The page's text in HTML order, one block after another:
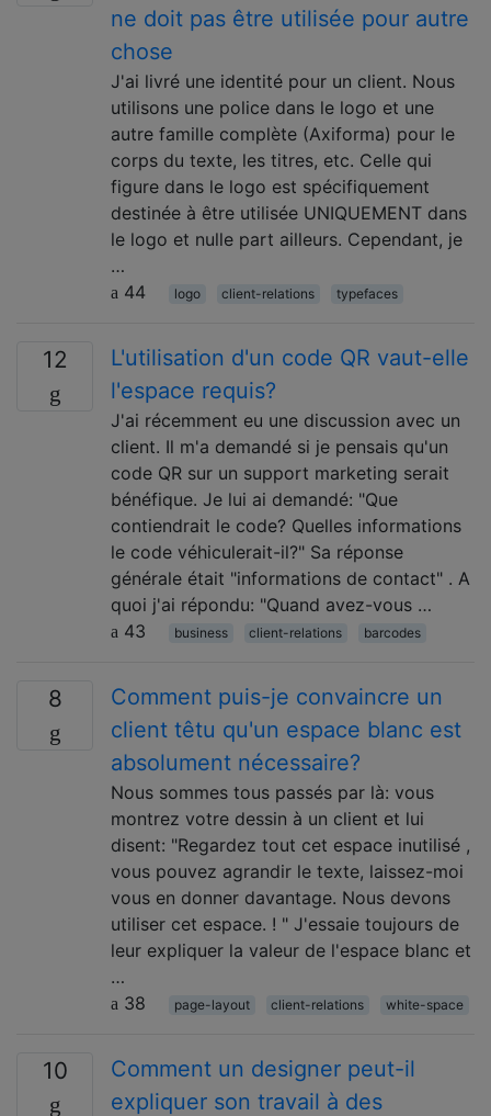
ne doit pas être utilisée pour autre
chose
J'ai livré une identité pour un client. Nous
utilisons une police dans le logo et une
autre famille complète (Axiforma) pour le
corps du texte, les titres, etc. Celle qui
figure dans le logo est spécifiquement
destinée à être utilisée UNIQUEMENT dans
le logo et nulle part ailleurs. Cependant, je
…
44
logo client-relations typefaces
12
L'utilisation d'un code QR vaut-elle
l'espace requis?
J'ai récemment eu une discussion avec un
client. Il m'a demandé si je pensais qu'un
code QR sur un support marketing serait
bénéfique. Je lui ai demandé: "Que
contiendrait le code? Quelles informations
le code véhiculerait-il?" Sa réponse
générale était "informations de contact" . A
quoi j'ai répondu: "Quand avez-vous …
43
business client-relations barcodes
8
Comment puis-je convaincre un
client têtu qu'un espace blanc est
absolument nécessaire?
Nous sommes tous passés par là: vous
montrez votre dessin à un client et lui
disent: "Regardez tout cet espace inutilisé ,
vous pouvez agrandir le texte, laissez-moi
vous en donner davantage. Nous devons
utiliser cet espace. ! " J'essaie toujours de
leur expliquer la valeur de l'espace blanc et
…
38
page-layout client-relations white-space
10
Comment un designer peut-il
expliquer son travail à des